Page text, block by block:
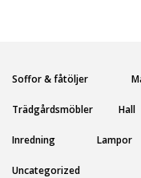
Soffor & fåtöljer
Trädgårdsmöbler Hall
Inredning Lampor
Uncategorized